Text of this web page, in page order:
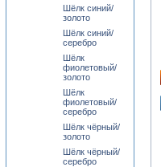
Шёлк синий/
золото
Шёлк синий/
серебро
Шёлк
фиолетовый/
золото
Шёлк
фиолетовый/
серебро
Шёлк чёрный/
золото
Шёлк чёрный/
серебро